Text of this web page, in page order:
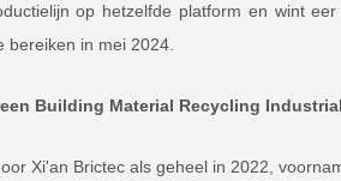
op hetzelfde platform en wint
in mei 2024.
Building Material Recycling
Xi'an Brictec als geheel in 2022,